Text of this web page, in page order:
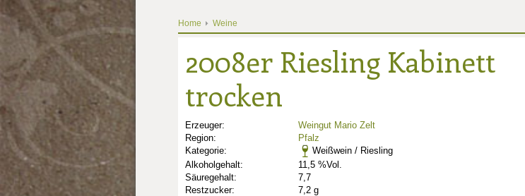
Home Weine
2008er Riesling Kabinett
trocken
Erzeuger:
Weingut Mario Zelt
Region:
Pfalz
Kategorie:
Weißwein / Riesling
Alkoholgehalt:
11,5 %Vol.
Säuregehalt:
7,7
Restzucker:
7,2 g